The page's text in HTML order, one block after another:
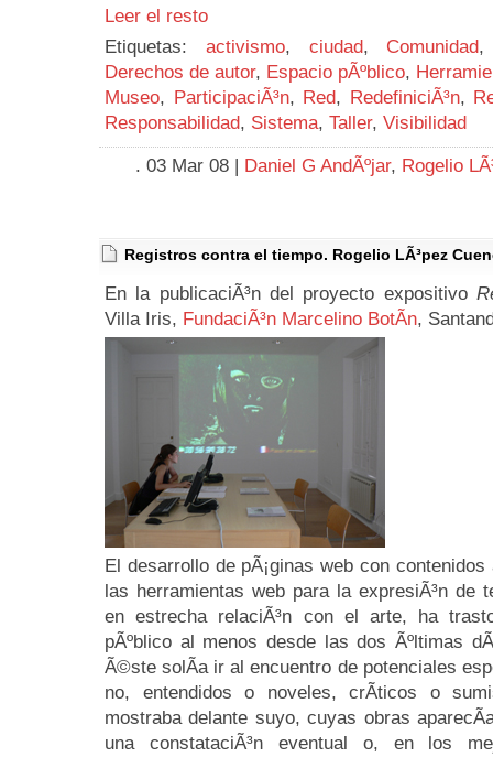
Leer el resto
Etiquetas: activismo, ciudad, Comunidad
Derechos de autor, Espacio pÃºblico,
Museo, ParticipaciÃ³n, Red, RedefiniciÃ³n,
Responsabilidad, Sistema, Taller, Visibilidad
. 03 Mar 08 | Daniel G AndÃºjar, Rogelio
Registros contra el tiempo. Rogelio LÃ³pez
En la publicaciÃ³n del proyecto expositivo
Villa Iris, FundaciÃ³n Marcelino BotÃ­n,
El desarrollo de pÃ¡ginas web con
las herramientas web para la expresiÃ³n de
en estrecha relaciÃ³n con el arte, ha
pÃºblico al menos desde las dos Ãºltimas
Ã©ste solÃ­a ir al encuentro de potenciales
no, entendidos o noveles, crÃ­ticos o
mostraba delante suyo, cuyas obras
una constataciÃ³n eventual o, en los